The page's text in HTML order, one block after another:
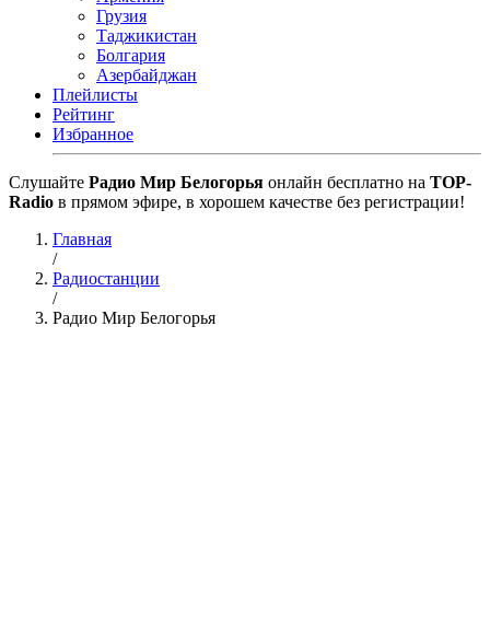
Грузия
Таджикистан
Болгария
Азербайджан
Плейлисты
Рейтинг
Избранное
Cлушайте Радио Мир Белогорья онлайн бесплатно на TOP-
Radio в прямом эфире, в хорошем качестве без регистрации!
Главная
/
Радиостанции
/
Радио Мир Белогорья